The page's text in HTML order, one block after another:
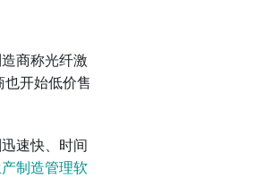
商称光纤激
也开始低价售
速快、时间
制造管理软